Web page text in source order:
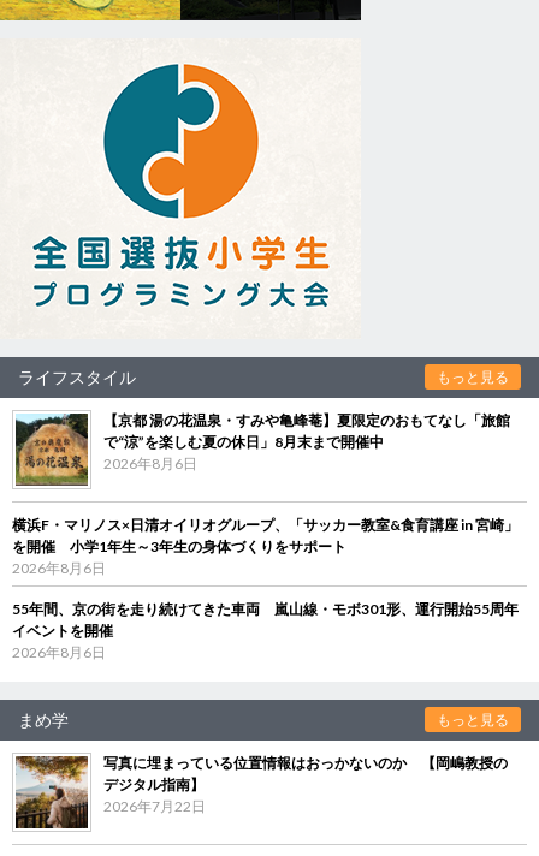
ライフスタイル もっと見る
【京都 湯の花温泉・すみや亀峰菴】夏限定のおもてなし「旅館
で“涼”を楽しむ夏の休日」8月末まで開催中
2026年8月6日
横浜F・マリノス×日清オイリオグループ、「サッカー教室&食育講座 in 宮崎」
を開催 小学1年生～3年生の身体づくりをサポート
2026年8月6日
55年間、京の街を走り続けてきた車両 嵐山線・モボ301形、運行開始55周年
イベントを開催
2026年8月6日
まめ学 もっと見る
写真に埋まっている位置情報はおっかないのか 【岡嶋教授の
デジタル指南】
2026年7月22日